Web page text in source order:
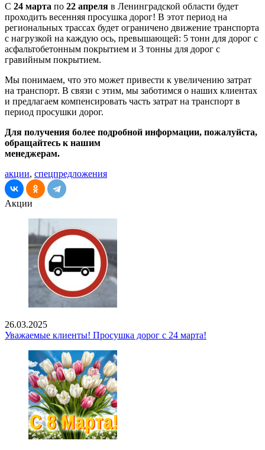
С 24 марта по 22 апреля в Ленинградской области будет
проходить весенняя просушка дорог! В этот период на
региональных трассах будет ограничено движение транспорта
с нагрузкой на каждую ось, превышающей: 5 тонн для дорог с
асфальтобетонным покрытием и 3 тонны для дорог с
гравийным покрытием.
Мы понимаем, что это может привести к увеличению затрат
на транспорт. В связи с этим, мы заботимся о наших клиентах
и предлагаем компенсировать часть затрат на транспорт в
период просушки дорог.
Для получения более подробной информации, пожалуйста,
обращайтесь к нашим
менеджерам.
акции, спецпредложения
Акции
26.03.2025
Уважаемые клиенты! Просушка дорог с 24 марта!